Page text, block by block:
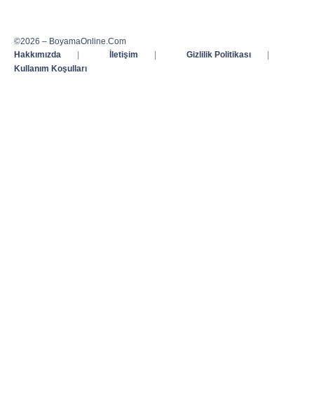
©2026 – BoyamaOnline.Com
Hakkımızda
| İletişim | Gizlilik Politikası
|
Kullanım Koşulları